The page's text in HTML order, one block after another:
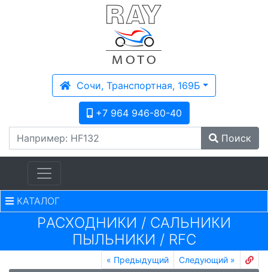
Сочи, Транспортная, 169Б
+7 964 946-80-40
Поиск
КАТАЛОГ
PАСХОДНИКИ / САЛЬНИКИ
ПЫЛЬНИКИ / RFC
« Предыдущий Следующий »